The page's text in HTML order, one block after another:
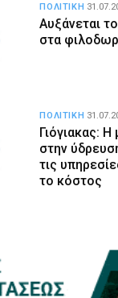
Αυξάνεται
στα
ΠΟΛΙΤΙΚΗ
Γιόγιακας:
στην
τις
το κόστος
ΠΟΛΙΤΙΚΗ